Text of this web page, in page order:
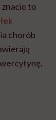
znacie to
chorób